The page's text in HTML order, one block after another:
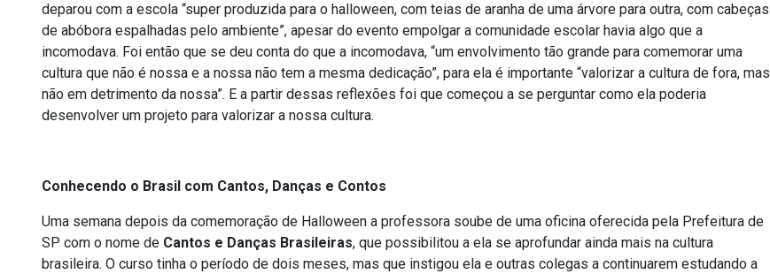
deparou com a escola “super produzida para o halloween, com teias de aranha de uma árvore para outra, com cabeças
de abóbora espalhadas pelo ambiente”, apesar do evento empolgar a comunidade escolar havia algo que a
incomodava. Foi então que se deu conta do que a incomodava, “um envolvimento tão grande para comemorar uma
cultura que não é nossa e a nossa não tem a mesma dedicação”, para ela é importante “valorizar a cultura de fora, mas
não em detrimento da nossa”. E a partir dessas reflexões foi que começou a se perguntar como ela poderia
desenvolver um projeto para valorizar a nossa cultura.
Conhecendo o Brasil com Cantos, Danças e Contos
Uma semana depois da comemoração de Halloween a professora soube de uma oficina oferecida pela Prefeitura de
SP com o nome de Cantos e Danças Brasileiras, que possibilitou a ela se aprofundar ainda mais na cultura
brasileira. O curso tinha o período de dois meses, mas que instigou ela e outras colegas a continuarem estudando a